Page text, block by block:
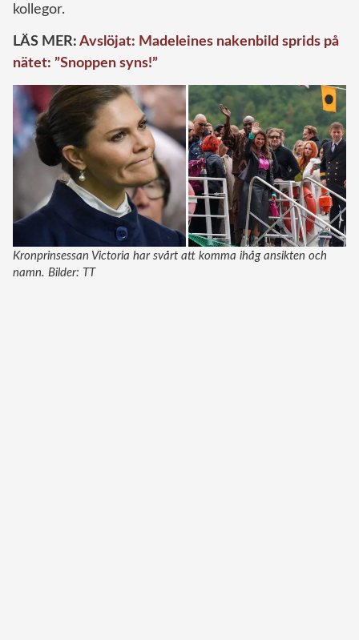
kollegor.
LÄS MER: Avslöjat: Madeleines nakenbild sprids på
nätet: ”Snoppen syns!”
Kronprinsessan Victoria har svårt att komma ihåg ansikten och
namn. Bilder: TT